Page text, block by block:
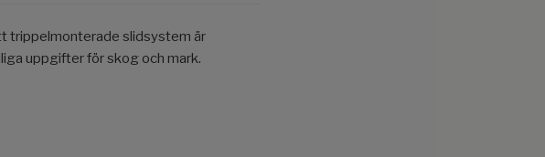
trippelmonterade slidsystem är
uppgifter för skog och mark.